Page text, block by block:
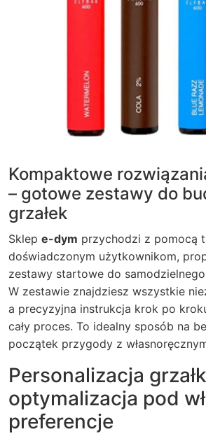
Kompaktowe
– gotowe zestawy do
grzałek
Sklep e-dym przychodzi z pomocą
doświadczonym użytkownikom,
zestawy startowe do samodzielnego
W zestawie znajdziesz wszystkie
a precyzyjna instrukcja krok po
cały proces. To idealny sposób na
początek przygody z
Personalizacja
optymalizacja pod
preferencje